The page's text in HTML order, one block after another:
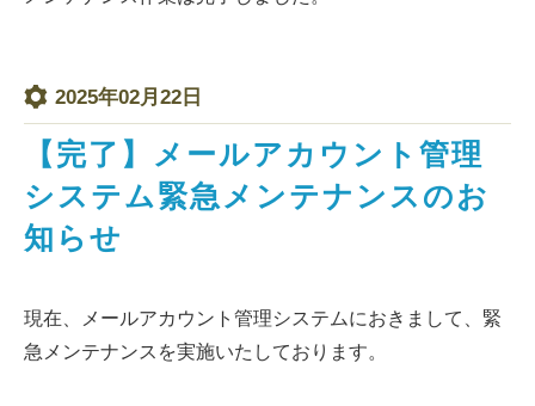
2025年02月22日
【完了】メールアカウント管理
システム緊急メンテナンスのお
知らせ
現在、メールアカウント管理システムにおきまして、緊
急メンテナンスを実施いたしております。